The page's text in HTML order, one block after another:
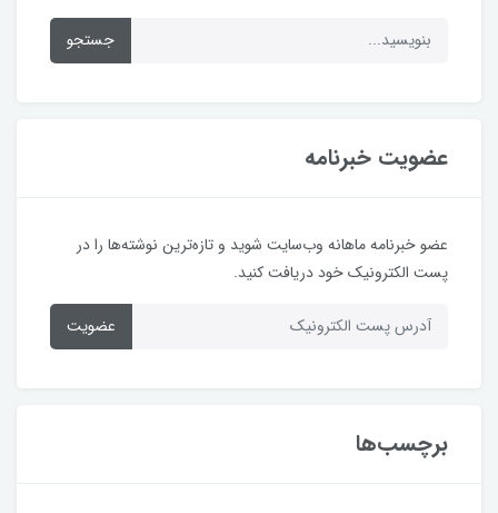
جستجو
عضویت خبرنامه
عضو خبرنامه ماهانه وب‌سایت شوید و تازه‌ترین نوشته‌ها را در
پست الکترونیک خود دریافت کنید.
عضویت
برچسب‌ها